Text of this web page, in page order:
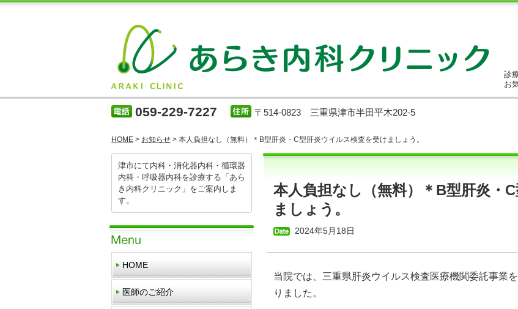
診
お
059-229-7227 〒514-0823 三重県津市半田平木202-5
HOME > お知らせ > 本人負担なし（無料）＊B型肝炎・C型肝炎ウイルス検査を受けましょう。
本人負担なし（無料）＊B型肝炎・
ましょう。
2024年5月18日
当院では、三重県肝炎ウイルス検査医療機関委託事業
りました。
津市にて内科・消化器内科・循環器
内科・呼吸器内科を診療する「あら
き内科クリニック」をご案内しま
す。
HOME
医師のご紹介